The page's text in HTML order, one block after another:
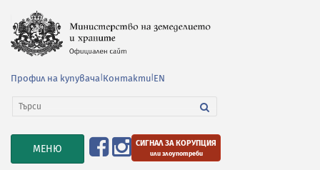
Профил на купувача Контакти EN
TOGGLE
NAVIGATION
МЕНЮ СИГНАЛ ЗА КОРУПЦИЯ
или злоупотреби